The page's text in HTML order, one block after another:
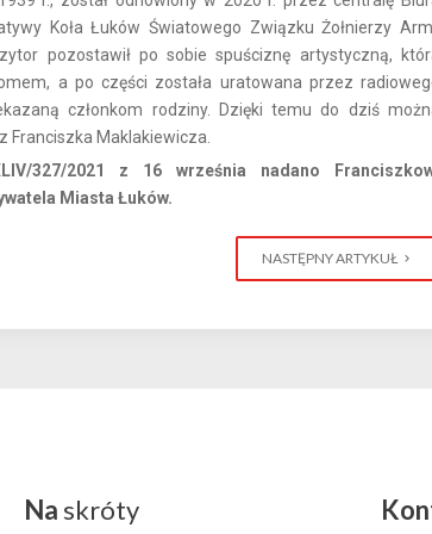
Koła Łuków Światowego Związku Żołnierzy
pozostawił po sobie spuściznę artystyczną,
a po części została uratowana przez
członkom rodziny. Dzięki temu do dziś
Franciszka Maklakiewicza.
327/2021 z 16 września nadano
Miasta Łuków.
NASTĘPNY ARTYKUŁ
Na skróty